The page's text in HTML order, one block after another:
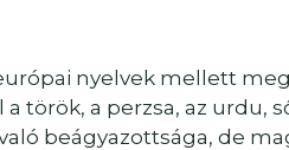
nyelvek mellett
török, a perzsa, az urdu,
beágyazottsága, de